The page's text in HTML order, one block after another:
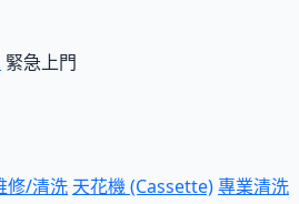
緊急上門
修/清洗 天花機 (Cassette)專業清洗